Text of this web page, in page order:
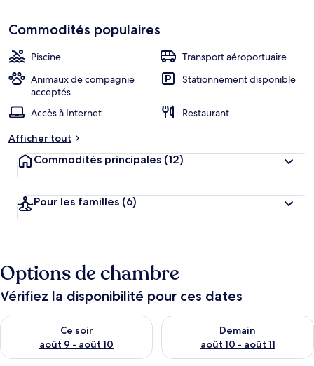
Commodités populaires
Piscine
Transport aéroportuaire
Animaux de compagnie
acceptés
Stationnement disponible
Accès à Internet
Restaurant
Afficher tout
Commodités principales (12)
Pour les familles (6)
Options de chambre
Vérifiez la disponibilité pour ces dates
Ce soir
août 9 - août 10
Vérifier la disponibilité pour ce soir août 9 - août 10
Demain
août 10 - août 11
Vérifier la disponibilité pour